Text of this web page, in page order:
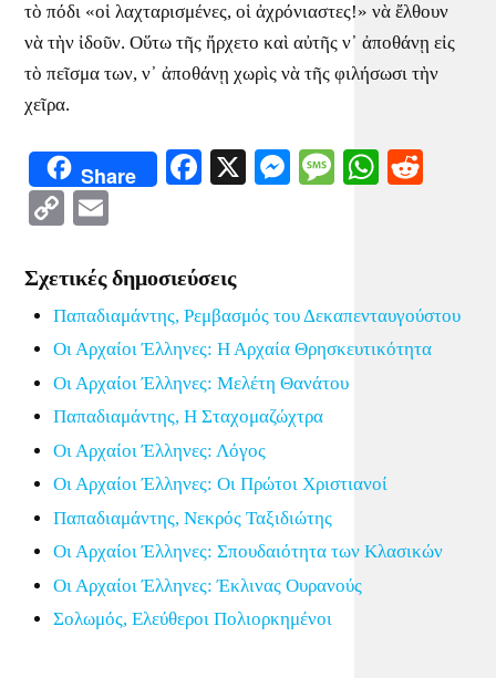
τὸ πόδι «οἱ λαχταρισμένες, οἱ ἀχρόνιαστες!» νὰ ἔλθουν
νὰ τὴν ἰδοῦν. Οὕτω τῆς ἤρχετο καὶ αὐτῆς ν᾿ ἀποθάνῃ εἰς
τὸ πεῖσμα των, ν᾿ ἀποθάνῃ χωρὶς νὰ τῆς φιλήσωσι τὴν
χεῖρα.
Share Facebook
X Messenger
Message
Copy
Σχετικές δημοσιεύσεις
Παπαδιαμάντης, Ρεμβασμός του Δεκαπενταυγούστου
Οι Αρχαίοι Έλληνες: Η Αρχαία Θρησκευτικότητα
Οι Αρχαίοι Έλληνες: Μελέτη Θανάτου
Παπαδιαμάντης, Η Σταχομαζώχτρα
Οι Αρχαίοι Έλληνες: Λόγος
Οι Αρχαίοι Έλληνες: Οι Πρώτοι Χριστιανοί
Παπαδιαμάντης, Νεκρός Ταξιδιώτης
Οι Αρχαίοι Έλληνες: Σπουδαιότητα των Κλασικών
Οι Αρχαίοι Έλληνες: Έκλινας Ουρανούς
Σολωμός, Ελεύθεροι Πολιορκημένοι